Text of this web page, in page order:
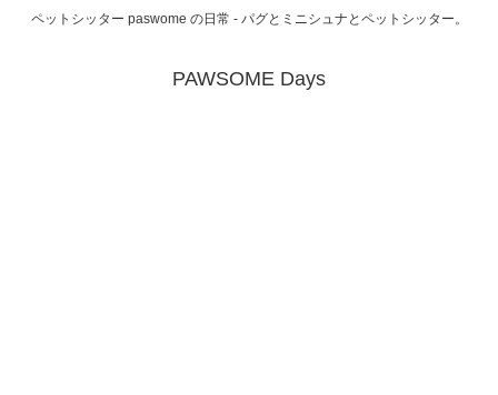
ペットシッター paswome の日常 - パグとミニシュナとペットシッター。
PAWSOME Days